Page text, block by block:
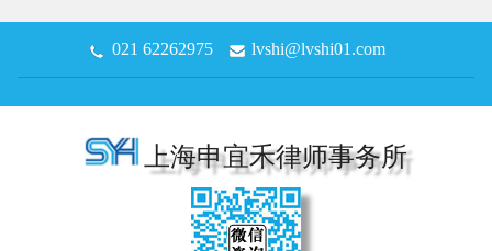
021 62262975 lvshi@lvshi01.com
上海申宜禾律师事务所